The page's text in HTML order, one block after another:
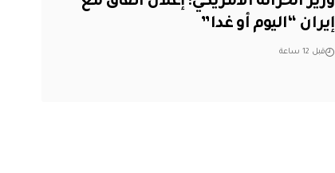
إيران “اليوم أو غدا”
قبل 12 ساعة